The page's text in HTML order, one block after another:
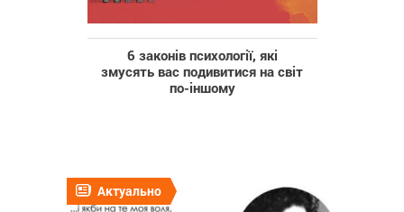
6 законів психології, які
змусять вас подивитися на світ
по-іншому
Актуально